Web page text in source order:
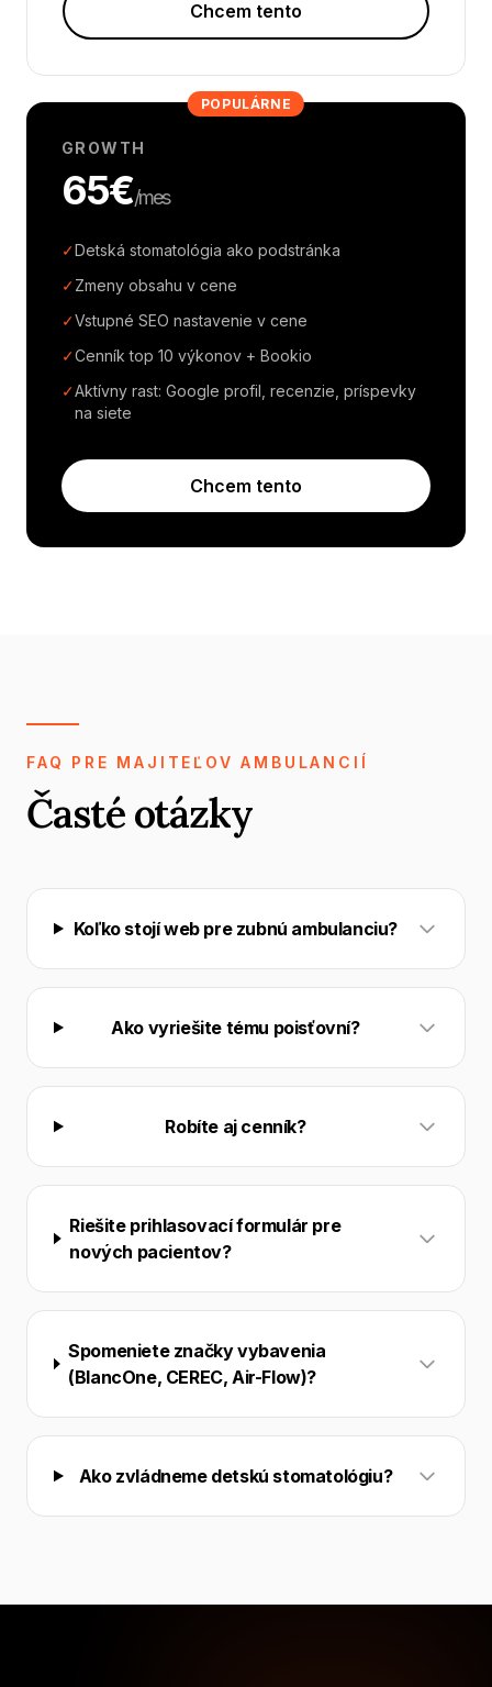
Chcem tento
POPULÁRNE
GROWTH
65€/mes
✓Detská stomatológia ako podstránka
✓Zmeny obsahu v cene
✓Vstupné SEO nastavenie v cene
✓Cenník top 10 výkonov + Bookio
✓Aktívny rast: Google profil, recenzie, príspevky
na siete
Chcem tento
FAQ PRE MAJITEĽOV AMBULANCIÍ
Časté otázky
Koľko stojí web pre zubnú ambulanciu?
Ako vyriešite tému poisťovní?
Robíte aj cenník?
Riešite prihlasovací formulár pre
nových pacientov?
Spomeniete značky vybavenia
(BlancOne, CEREC, Air-Flow)?
Ako zvládneme detskú stomatológiu?